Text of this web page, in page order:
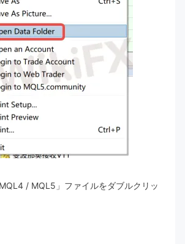
/ MQL5」ファイルをダブルクリッ